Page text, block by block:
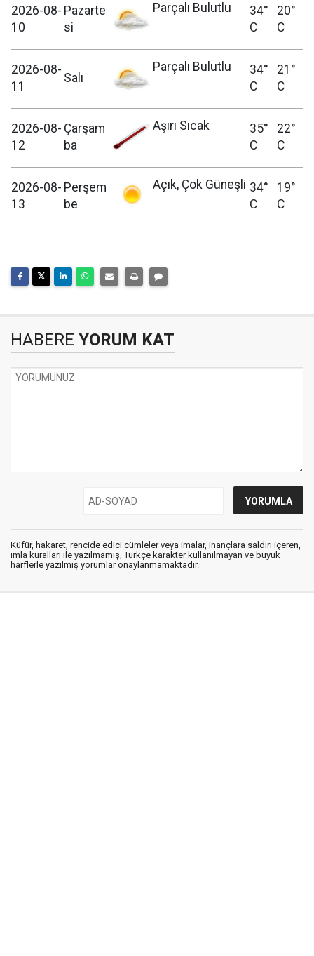
2026-08-
10
Pazarte
si
Parçalı Bulutlu
34°
C
20°
C
2026-08-
11
Salı
Parçalı Bulutlu
34°
C
21°
C
2026-08-
12
Çarşam
ba
Aşırı Sıcak
35°
C
22°
C
2026-08-
13
Perşem
be
Açık, Çok Güneşli 34°
C
19°
C
HABERE YORUM KAT
Küfür, hakaret, rencide edici cümleler veya imalar, inançlara saldırı içeren,
imla kuralları ile yazılmamış, Türkçe karakter kullanılmayan ve büyük
harflerle yazılmış yorumlar onaylanmamaktadır.